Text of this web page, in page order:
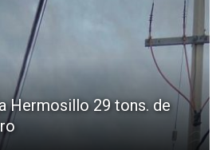
Hermosillo 29 tons. de